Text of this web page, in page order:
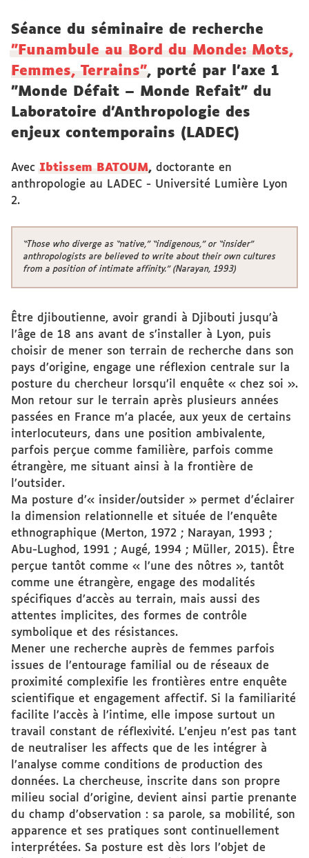
Séance du séminaire de recherche
"Funambule au Bord du Monde: Mots,
Femmes, Terrains", porté par l'axe 1
"Monde Défait – Monde Refait" du
Laboratoire d’Anthropologie des
enjeux contemporains (LADEC)
Avec Ibtissem BATOUM, doctorante en
anthropologie au LADEC - Université Lumière Lyon
2.
“Those who diverge as “native,” “indigenous,” or “insider”
anthropologists are believed to write about their own cultures
from a position of intimate affinity.” (Narayan, 1993)
Être djiboutienne, avoir grandi à Djibouti jusqu’à
l’âge de 18 ans avant de s’installer à Lyon, puis
choisir de mener son terrain de recherche dans son
pays d’origine, engage une réflexion centrale sur la
posture du chercheur lorsqu’il enquête « chez soi ».
Mon retour sur le terrain après plusieurs années
passées en France m’a placée, aux yeux de certains
interlocuteurs, dans une position ambivalente,
parfois perçue comme familière, parfois comme
étrangère, me situant ainsi à la frontière de
l’outsider.
Ma posture d’« insider/outsider » permet d’éclairer
la dimension relationnelle et située de l’enquête
ethnographique (Merton, 1972 ; Narayan, 1993 ;
Abu-Lughod, 1991 ; Augé, 1994 ; Müller, 2015). Être
perçue tantôt comme « l’une des nôtres », tantôt
comme une étrangère, engage des modalités
spécifiques d’accès au terrain, mais aussi des
attentes implicites, des formes de contrôle
symbolique et des résistances.
Mener une recherche auprès de femmes parfois
issues de l’entourage familial ou de réseaux de
proximité complexifie les frontières entre enquête
scientifique et engagement affectif. Si la familiarité
facilite l’accès à l’intime, elle impose surtout un
travail constant de réflexivité. L’enjeu n’est pas tant
de neutraliser les affects que de les intégrer à
l’analyse comme conditions de production des
données. La chercheuse, inscrite dans son propre
milieu social d’origine, devient ainsi partie prenante
du champ d’observation : sa parole, sa mobilité, son
apparence et ses pratiques sont continuellement
interprétées. Sa posture est dès lors l’objet de